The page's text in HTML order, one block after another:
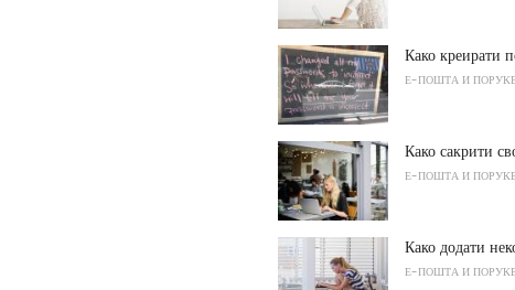
Како креирати
Е-ПОШТА И
Како сакрити
Е-ПОШТА И
Како додати
Е-ПОШТА И